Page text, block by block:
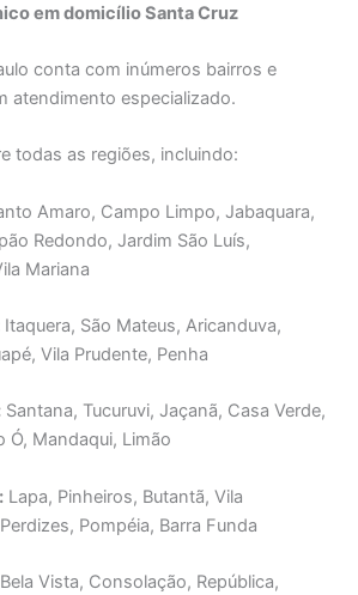
em domicílio Santa Cruz
conta com inúmeros bairros e
atendimento especializado.
todas as regiões, incluindo:
Amaro, Campo Limpo, Jabaquara,
Redondo, Jardim São Luís,
Mariana
Itaquera, São Mateus, Aricanduva,
Vila Prudente, Penha
Santana, Tucuruvi, Jaçanã, Casa Verde,
Ó, Mandaqui, Limão
: Lapa, Pinheiros, Butantã, Vila
Pompéia, Barra Funda
Vista, Consolação, República,